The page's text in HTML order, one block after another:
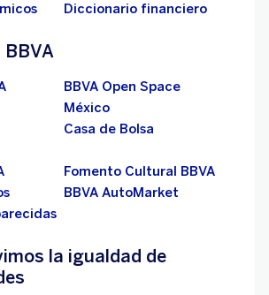
Diccionario financiero
BBVA Open Space
México
Casa de Bolsa
Fomento Cultural BBVA
BBVA AutoMarket
la igualdad de